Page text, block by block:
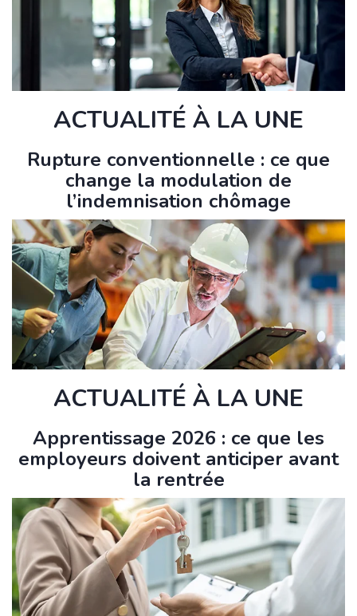
ACTUALITÉ À LA UNE
Rupture conventionnelle : ce que
change la modulation de
l’indemnisation chômage
ACTUALITÉ À LA UNE
Apprentissage 2026 : ce que les
employeurs doivent anticiper avant
la rentrée